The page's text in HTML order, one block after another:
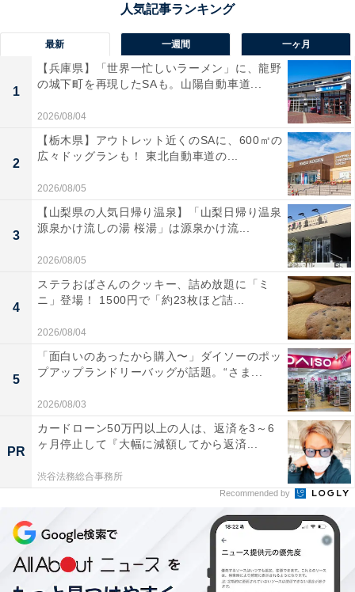
1位：『名探偵コナン ハイウェイの堕天使』／181
票
View this post on Instagram
最新 一週間 一ヶ月
1
【兵庫県】「世界一忙しいラーメン」に、龍野
の城下町を再現したSAも。山陽自動車道...
2026/08/04
2
【栃木県】アウトレット近くのSAに、600㎡の
広々ドッグランも！ 東北自動車道の...
2026/08/05
3
【山梨県の人気日帰り温泉】「山梨日帰り温泉
源泉かけ流しの湯 桜湯」は源泉かけ流...
2026/08/05
4
ステラおばさんのクッキー、詰め放題に「ミ
ニ」登場！ 1500円で「約23枚ほど詰...
2026/08/04
5
「面白いのあったから購入〜」ダイソーのポッ
プアップランドリーバッグが話題。“さま...
2026/08/03
PR
カードローン50万円以上の人は、返済を3～6
ヶ月停止して『大幅に減額してから返済...
渋谷法務総合事務所
Recommended by